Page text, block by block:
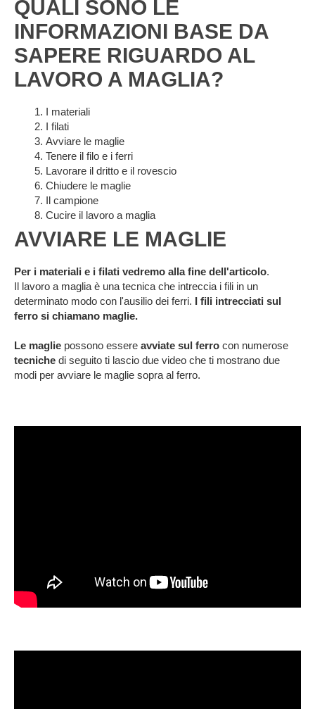
QUALI SONO LE
INFORMAZIONI BASE DA
SAPERE RIGUARDO AL
LAVORO A MAGLIA?
I materiali
I filati
Avviare le maglie
Tenere il filo e i ferri
Lavorare il dritto e il rovescio
Chiudere le maglie
Il campione
Cucire il lavoro a maglia
AVVIARE LE MAGLIE
Per i materiali e i filati vedremo alla fine dell'articolo.
Il lavoro a maglia è una tecnica che intreccia i fili in un
determinato modo con l'ausilio dei ferri. I fili intrecciati sul
ferro si chiamano maglie.
Le maglie possono essere avviate sul ferro con numerose
tecniche di seguito ti lascio due video che ti mostrano due
modi per avviare le maglie sopra al ferro.